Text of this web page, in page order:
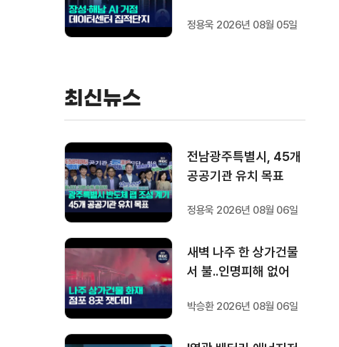
정용욱 2026년 08월 05일
최신뉴스
전남광주특별시, 45개
공공기관 유치 목표
정용욱 2026년 08월 06일
새벽 나주 한 상가건물
서 불..인명피해 없어
박승환 2026년 08월 06일